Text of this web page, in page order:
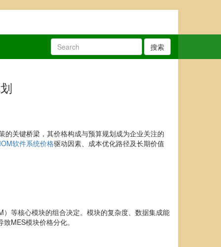
搜索
关键桥梁，其价格构成与预算规划成为企业关注的
软件系统价格驱动因素、成本优化路径及长期价值
等核心模块的组合决定。模块的复杂度、数据集成能
MES模块价格分化。